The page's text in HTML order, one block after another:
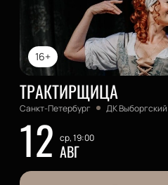
16+
ТРАКТИРЩИЦА
Санкт-Петербург ДК Выборгский
12 ср, 19:00
АВГ